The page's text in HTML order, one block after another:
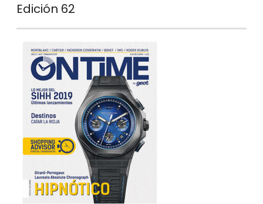
Edición 62